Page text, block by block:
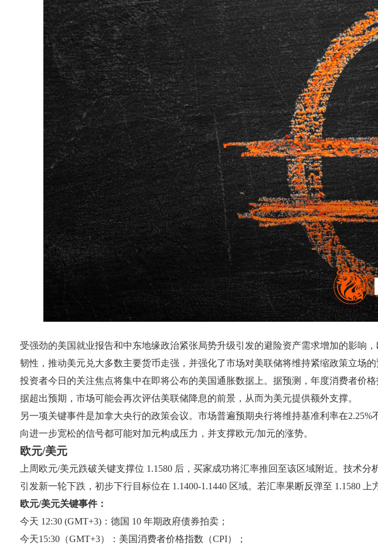
受强劲的美国就业报告和中东地缘政治紧张局势升级引发的避险资产需求增加的影响
韧性，推动美元兑大多数主要货币走强，并强化了市场对美联储将维持紧缩政策立场的
投资者今日的关注焦点将集中在即将公布的美国通胀数据上。据预测，年度消费者价
据超出预期，市场可能会再次评估美联储降息的前景，从而为美元提供额外支撑。
另一项关键事件是加拿大央行的政策会议。市场普遍预期央行将维持基准利率在
向进一步宽松的信号都可能对加元构成压力，并支撑欧元/加元的涨势。
欧元/美元
上周欧元/美元跌破关键支撑位 1.1580 后，买家成功将汇率推回至该区域附近。技术
引发新一轮下跌，初步下行目标位在 1.1400-1.1440 区域。若汇率果断反弹至 1.1580 上
欧元/美元关键事件：
今天 12:30 (GMT+3)：德国 10 年期政府债券拍卖；
今天15:30（GMT+3）：美国消费者价格指数（CPI）；